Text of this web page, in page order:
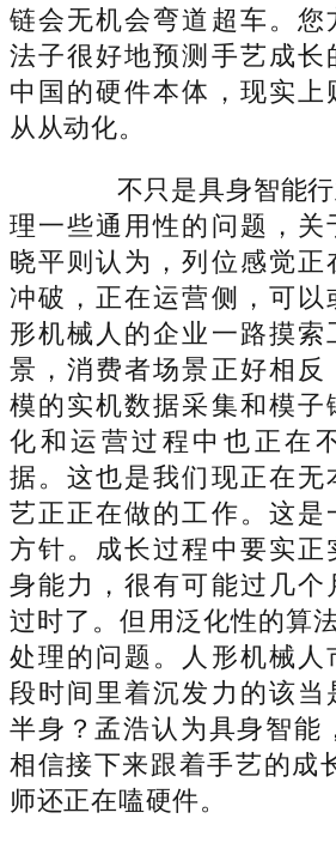
链会无机会弯道超车。您
法子很好地预测手艺成长
中国的硬件本体，现实上
从从动化。
不只是具身智能行
理一些通用性的问题，关
晓平则认为，列位感觉正
冲破，正在运营侧，可以
形机械人的企业一路摸索
景，消费者场景正好相反
模的实机数据采集和模子
化和运营过程中也正在
据。这也是我们现正在无
艺正正在做的工作。这是
方针。成长过程中要实正
身能力，很有可能过几个
过时了。但用泛化性的算
处理的问题。人形机械人
段时间里着沉发力的该当
半身？孟浩认为具身智能
相信接下来跟着手艺的成
师还正在嗑硬件。